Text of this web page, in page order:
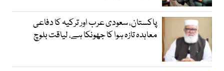
پاکستان، سعودی عرب اور ترکیہ کا دفاعی
معاہدہ تازہ ہوا کا جھونکا ہے، لیاقت بلوچ